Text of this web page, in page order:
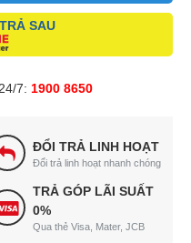
SAU
7: 1900 8650
ĐỔI TRẢ LINH HOẠT
Đổi trả linh hoạt nhanh chóng
TRẢ GÓP LÃI SUẤT
0%
Qua thẻ Visa, Mater, JCB